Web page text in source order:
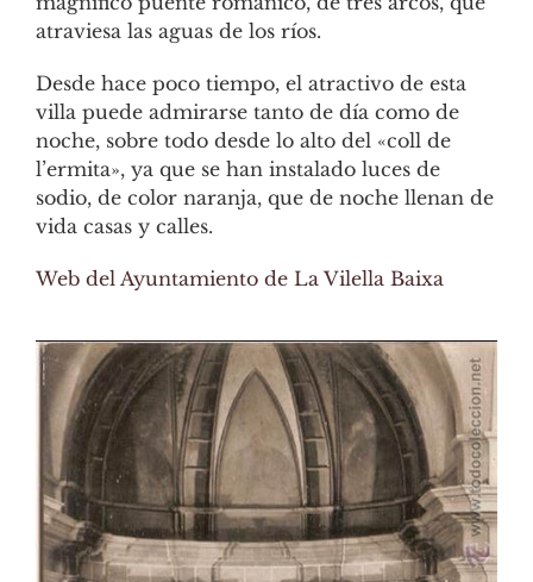
atraviesa las aguas de los ríos.
Desde hace poco tiempo, el atractivo de esta
villa puede admirarse tanto de día como de
noche, sobre todo desde lo alto del «coll de
l’ermita», ya que se han instalado luces de
sodio, de color naranja, que de noche llenan de
vida casas y calles.
Web del Ayuntamiento de La Vilella Baixa